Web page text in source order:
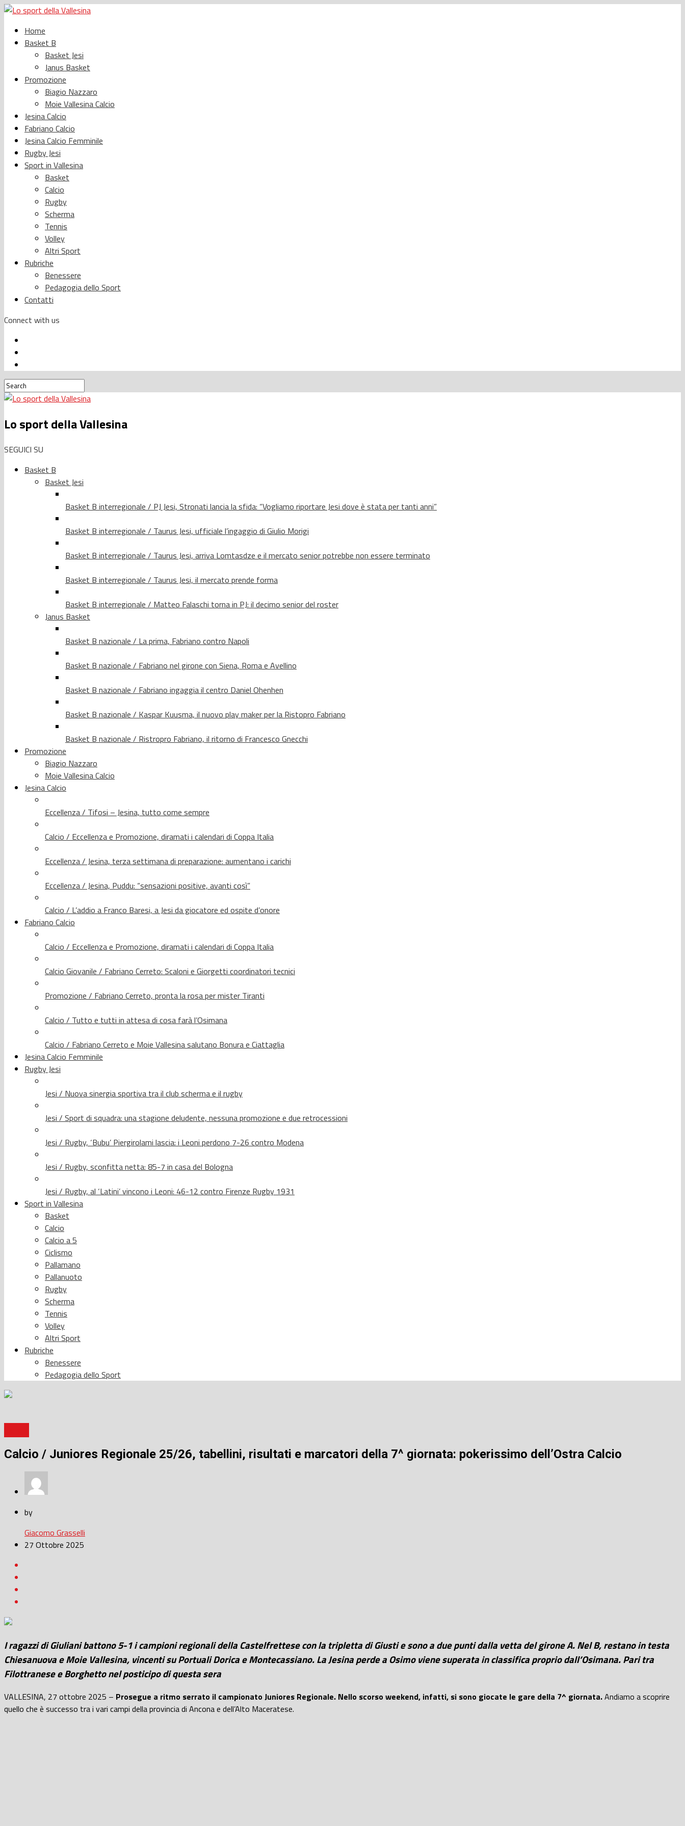
Home
Basket B
Basket Jesi
Janus Basket
Promozione
Biagio Nazzaro
Moie Vallesina Calcio
Jesina Calcio
Fabriano Calcio
Jesina Calcio Femminile
Rugby Jesi
Sport in Vallesina
Basket
Calcio
Rugby
Scherma
Tennis
Volley
Altri Sport
Rubriche
Benessere
Pedagogia dello Sport
Contatti
Connect with us
Lo sport della Vallesina
SEGUICI SU
Basket B
Basket Jesi
Basket B interregionale / PJ Jesi, Stronati lancia la sfida: “Vogliamo riportare Jesi dove è stata per tanti anni”
Basket B interregionale / Taurus Jesi, ufficiale l’ingaggio di Giulio Morigi
Basket B interregionale / Taurus Jesi, arriva Lomtasdze e il mercato senior potrebbe non essere terminato
Basket B interregionale / Taurus Jesi, il mercato prende forma
Basket B interregionale / Matteo Falaschi torna in PJ: il decimo senior del roster
Janus Basket
Basket B nazionale / La prima, Fabriano contro Napoli
Basket B nazionale / Fabriano nel girone con Siena, Roma e Avellino
Basket B nazionale / Fabriano ingaggia il centro Daniel Ohenhen
Basket B nazionale / Kaspar Kuusma, il nuovo play maker per la Ristopro Fabriano
Basket B nazionale / Ristropro Fabriano, il ritorno di Francesco Gnecchi
Promozione
Biagio Nazzaro
Moie Vallesina Calcio
Jesina Calcio
Eccellenza / Tifosi – Jesina, tutto come sempre
Calcio / Eccellenza e Promozione, diramati i calendari di Coppa Italia
Eccellenza / Jesina, terza settimana di preparazione: aumentano i carichi
Eccellenza / Jesina, Puddu: “sensazioni positive, avanti così”
Calcio / L’addio a Franco Baresi, a Jesi da giocatore ed ospite d’onore
Fabriano Calcio
Calcio / Eccellenza e Promozione, diramati i calendari di Coppa Italia
Calcio Giovanile / Fabriano Cerreto: Scaloni e Giorgetti coordinatori tecnici
Promozione / Fabriano Cerreto, pronta la rosa per mister Tiranti
Calcio / Tutto e tutti in attesa di cosa farà l’Osimana
Calcio / Fabriano Cerreto e Moie Vallesina salutano Bonura e Ciattaglia
Jesina Calcio Femminile
Rugby Jesi
Jesi / Nuova sinergia sportiva tra il club scherma e il rugby
Jesi / Sport di squadra: una stagione deludente, nessuna promozione e due retrocessioni
Jesi / Rugby, ‘Bubu’ Piergirolami lascia: i Leoni perdono 7-26 contro Modena
Jesi / Rugby, sconfitta netta: 85-7 in casa del Bologna
Jesi / Rugby, al ‘Latini’ vincono i Leoni: 46-12 contro Firenze Rugby 1931
Sport in Vallesina
Basket
Calcio
Calcio a 5
Ciclismo
Pallamano
Pallanuoto
Rugby
Scherma
Tennis
Volley
Altri Sport
Rubriche
Benessere
Pedagogia dello Sport
Calcio / Juniores Regionale 25/26, tabellini, risultati e marcatori della 7^ giornata: pokerissimo dell’Ostra Calcio
by
Giacomo Grasselli
27 Ottobre 2025
I ragazzi di Giuliani battono 5-1 i campioni regionali della Castelfrettese con la tripletta di Giusti e sono a due punti dalla vetta del girone A. Nel B, restano in testa
Chiesanuova e Moie Vallesina, vincenti su Portuali Dorica e Montecassiano. La Jesina perde a Osimo viene superata in classifica proprio dall’Osimana. Pari tra
Filottranese e Borghetto nel posticipo di questa sera
VALLESINA, 27 ottobre 2025 – Prosegue a ritmo serrato il campionato Juniores Regionale. Nello scorso weekend, infatti, si sono giocate le gare della 7^ giornata.Andiamo a scoprire
quello che è successo tra i vari campi della provincia di Ancona e dell’Alto Maceratese.